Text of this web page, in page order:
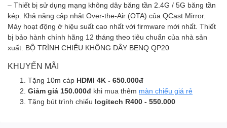
– Thiết bị sử dụng mạng không dây băng tần 2.4G / 5G băng tần
kép. Khả năng cập nhật Over-the-Air (OTA) của QCast Mirror.
Máy hoạt động ở hiệu suất cao nhất với firmware mới nhất. Thiết
bị bảo hành chính hãng 12 tháng theo tiêu chuẩn của nhà sản
xuất. BỘ TRÌNH CHIẾU KHÔNG DÂY BENQ QP20
KHUYẾN MÃI
Tặng 10m cáp HDMI 4K - 650.000đ
Giảm giá 150.000đ khi mua thêm màn chiếu giá rẻ
Tặng bút trình chiếu logitech R400 - 550.000